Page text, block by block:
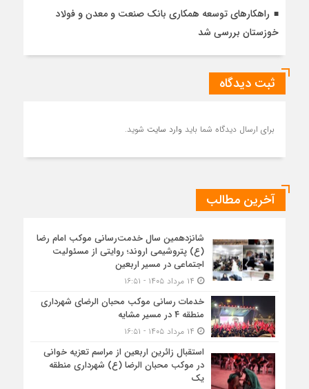
راهکارهای توسعه همکاری بانک صنعت و معدن و فولاد
خوزستان بررسی شد
ثبت دیدگاه
برای ارسال دیدگاه شما باید وارد سایت شوید.
آخرین مطالب
شانزدهمین سال خدمت‌رسانی موکب امام رضا
(ع) پتروشیمی اروند؛ روایتی از مسئولیت
اجتماعی در مسیر اربعین
خدمات رسانی موکب محبان الرضای شهرداری
منطقه ۴ در مسیر مشایه
استقبال زائرین اربعین از مراسم تعزیه خوانی
در موکب محبان الرضا (ع) شهرداری منطقه
یک